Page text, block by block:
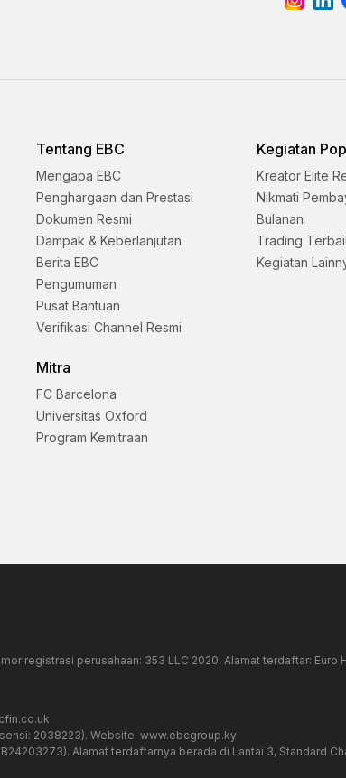
Tentang EBC
Mengapa EBC
Penghargaan dan Prestasi
Dokumen Resmi
Dampak & Keberlanjutan
Berita EBC
Pengumuman
Pusat Bantuan
Verifikasi Channel Resmi
Mitra
FC Barcelona
Universitas Oxford
Program Kemitraan
Kegiatan
Kreator Elite
Nikmati
Bulanan
Trading
Kegiatan
registrasi perusahaan: 353 LLC 2020. Alamat terdaftar: Euro
2038223). Website: www.ebcgroup.ky
Alamat terdaftarnya berada di Lantai 3, Standard